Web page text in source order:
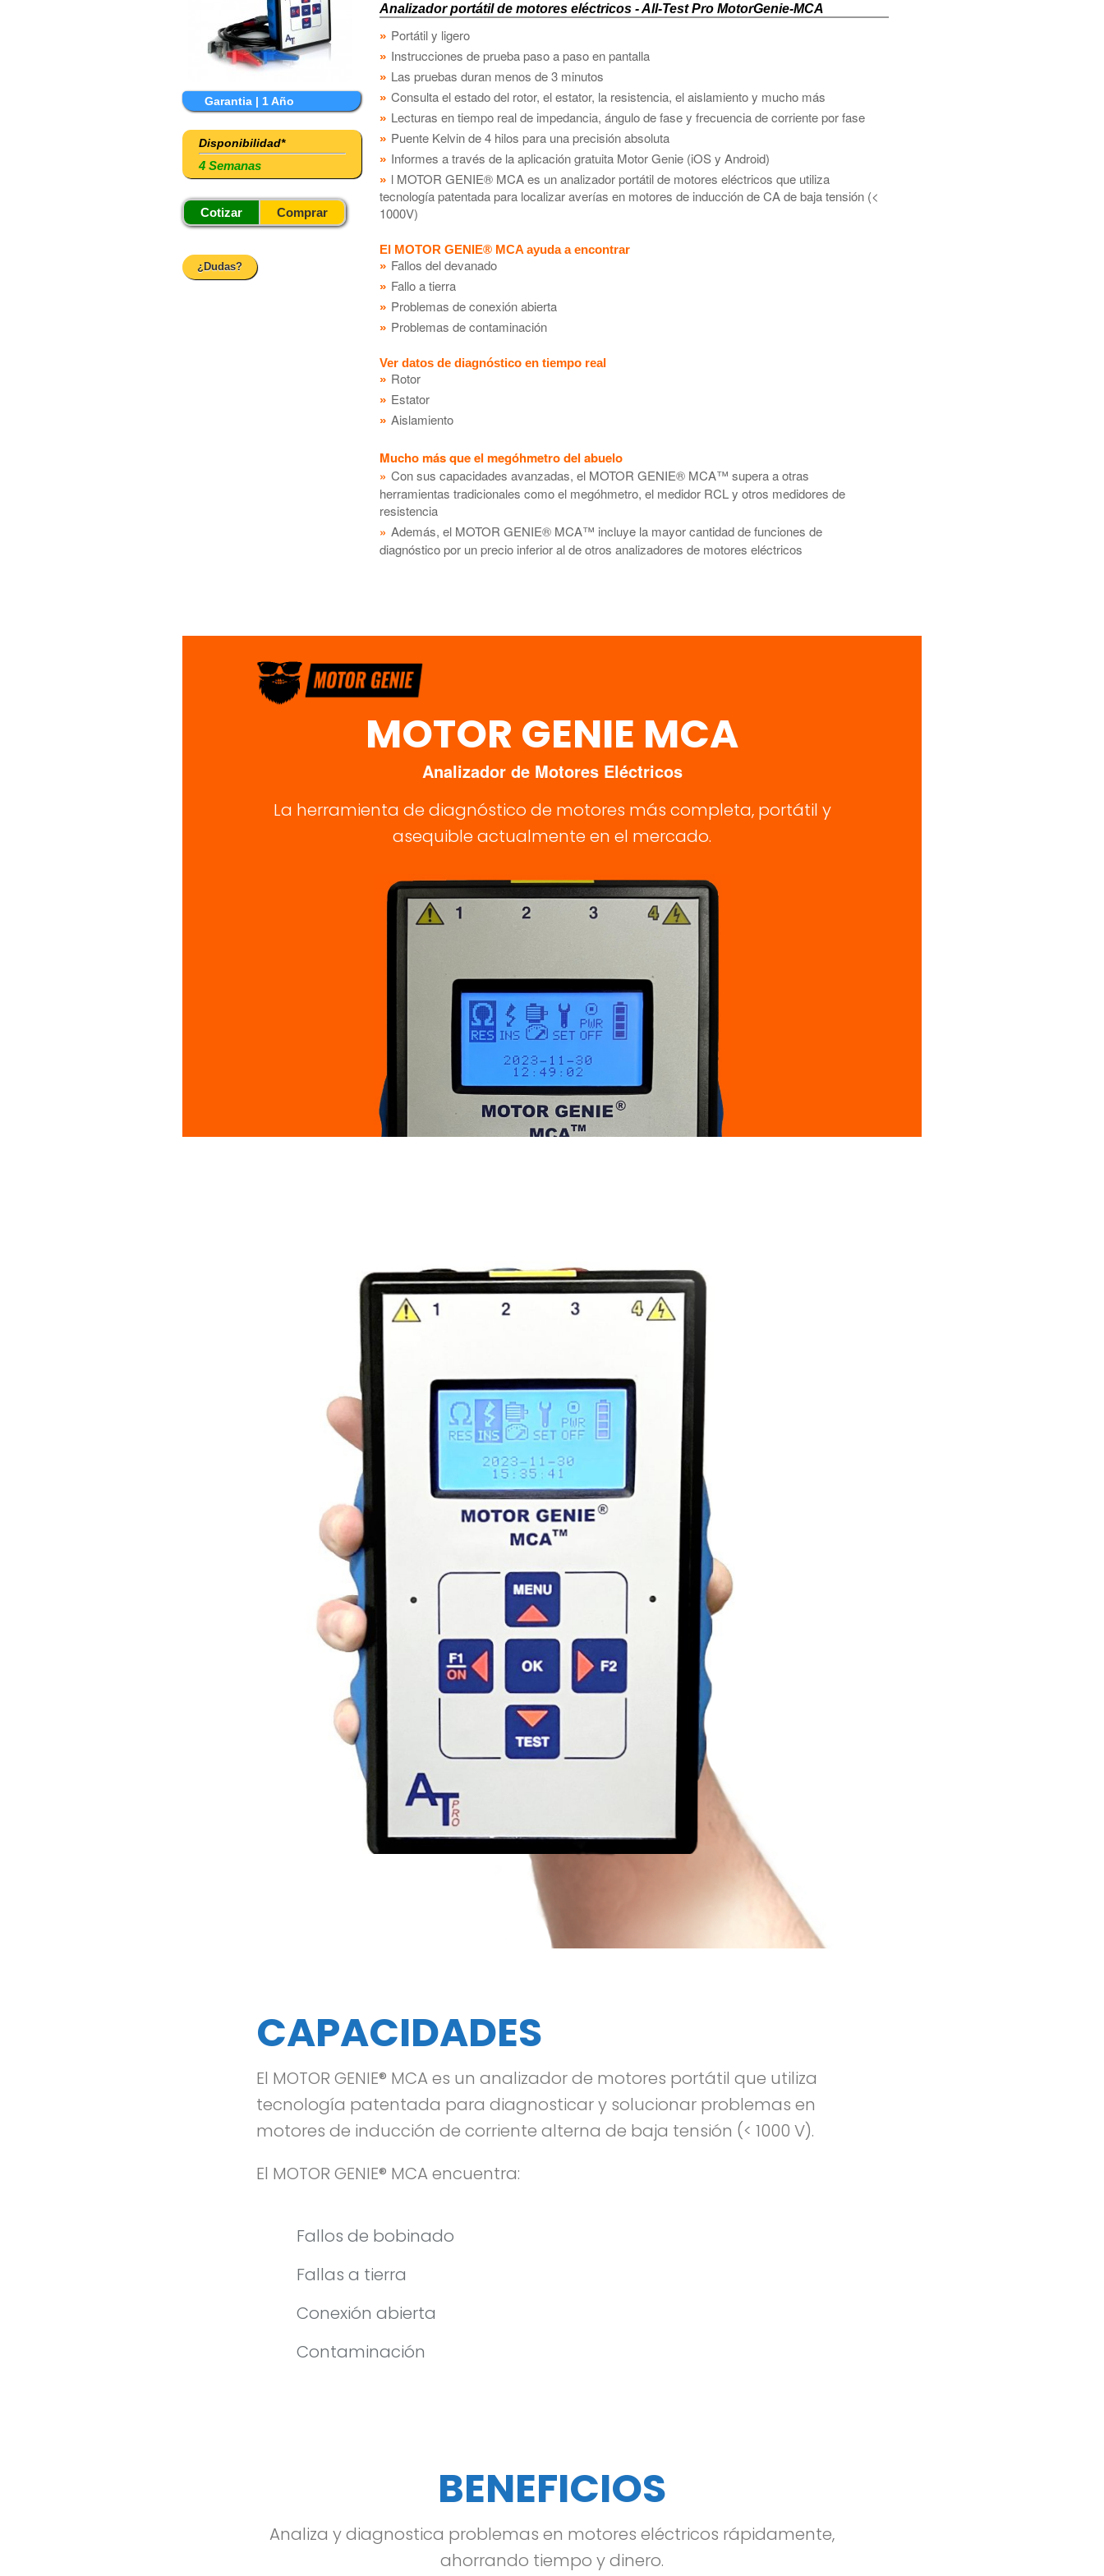
Garantia | 1 Año
Disponibilidad*
4 Semanas
Cotizar Comprar
¿Dudas?
Analizador portátil de motores eléctricos - All-Test Pro MotorGenie-MCA
Portátil y ligero
Instrucciones de prueba paso a paso en pantalla
Las pruebas duran menos de 3 minutos
Consulta el estado del rotor, el estator, la resistencia, el aislamiento y mucho más
Lecturas en tiempo real de impedancia, ángulo de fase y frecuencia de corriente por fase
Puente Kelvin de 4 hilos para una precisión absoluta
Informes a través de la aplicación gratuita Motor Genie (iOS y Android)
l MOTOR GENIE® MCA es un analizador portátil de motores eléctricos que utiliza
tecnología patentada para localizar averías en motores de inducción de CA de baja tensión (<
1000V)
El MOTOR GENIE® MCA ayuda a encontrar
Fallos del devanado
Fallo a tierra
Problemas de conexión abierta
Problemas de contaminación
Ver datos de diagnóstico en tiempo real
Rotor
Estator
Aislamiento
Mucho más que el megóhmetro del abuelo
Con sus capacidades avanzadas, el MOTOR GENIE® MCA™ supera a otras
herramientas tradicionales como el megóhmetro, el medidor RCL y otros medidores de
resistencia
Además, el MOTOR GENIE® MCA™ incluye la mayor cantidad de funciones de
diagnóstico por un precio inferior al de otros analizadores de motores eléctricos